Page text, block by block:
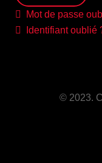
Mot de passe
Identifiant oublié
© 2023.